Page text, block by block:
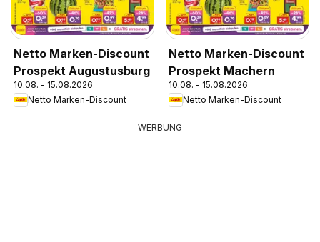
Netto Marken-Discount
Prospekt Augustusburg
10.08. - 15.08.2026
Netto Marken-Discount
Netto Marken-Discount
Prospekt Machern
10.08. - 15.08.2026
Netto Marken-Discount
WERBUNG